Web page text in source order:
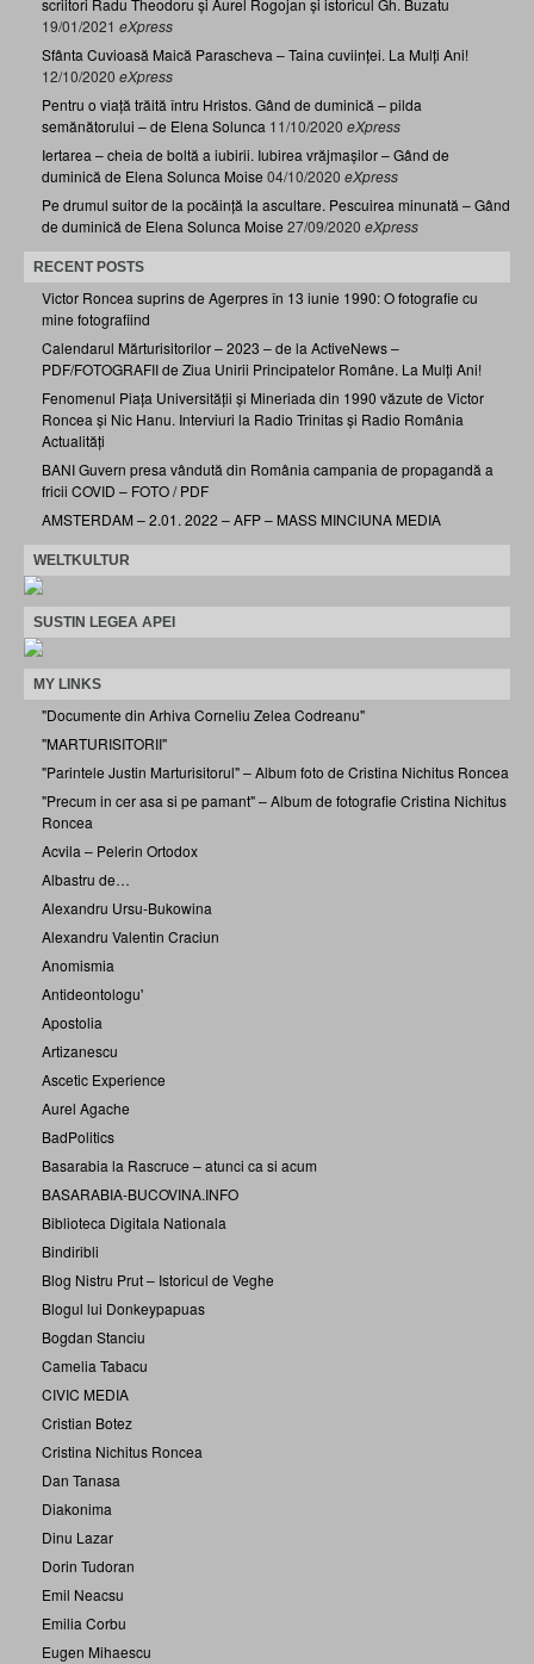
scriitori Radu Theodoru și Aurel Rogojan și istoricul Gh. Buzatu
19/01/2021 eXpress
Sfânta Cuvioasă Maică Parascheva – Taina cuviinței. La Mulți Ani!
12/10/2020 eXpress
Pentru o viață trăită întru Hristos. Gând de duminică – pilda
semănătorului – de Elena Solunca 11/10/2020 eXpress
Iertarea – cheia de boltă a iubirii. Iubirea vrăjmașilor – Gând de
duminică de Elena Solunca Moise 04/10/2020 eXpress
Pe drumul suitor de la pocăință la ascultare. Pescuirea minunată – Gând
de duminică de Elena Solunca Moise 27/09/2020 eXpress
RECENT POSTS
Victor Roncea suprins de Agerpres în 13 iunie 1990: O fotografie cu
mine fotografiind
Calendarul Mărturisitorilor – 2023 – de la ActiveNews –
PDF/FOTOGRAFII de Ziua Unirii Principatelor Române. La Mulți Ani!
Fenomenul Piața Universității și Mineriada din 1990 văzute de Victor
Roncea și Nic Hanu. Interviuri la Radio Trinitas și Radio România
Actualități
BANI Guvern presa vândută din România campania de propagandă a
fricii COVID – FOTO / PDF
AMSTERDAM – 2.01. 2022 – AFP – MASS MINCIUNA MEDIA
WELTKULTUR
SUSTIN LEGEA APEI
MY LINKS
"Documente din Arhiva Corneliu Zelea Codreanu"
"MARTURISITORII"
"Parintele Justin Marturisitorul" – Album foto de Cristina Nichitus Roncea
"Precum in cer asa si pe pamant" – Album de fotografie Cristina Nichitus
Roncea
Acvila – Pelerin Ortodox
Albastru de…
Alexandru Ursu-Bukowina
Alexandru Valentin Craciun
Anomismia
Antideontologu'
Apostolia
Artizanescu
Ascetic Experience
Aurel Agache
BadPolitics
Basarabia la Rascruce – atunci ca si acum
BASARABIA-BUCOVINA.INFO
Biblioteca Digitala Nationala
Bindiribli
Blog Nistru Prut – Istoricul de Veghe
Blogul lui Donkeypapuas
Bogdan Stanciu
Camelia Tabacu
CIVIC MEDIA
Cristian Botez
Cristina Nichitus Roncea
Dan Tanasa
Diakonima
Dinu Lazar
Dorin Tudoran
Emil Neacsu
Emilia Corbu
Eugen Mihaescu